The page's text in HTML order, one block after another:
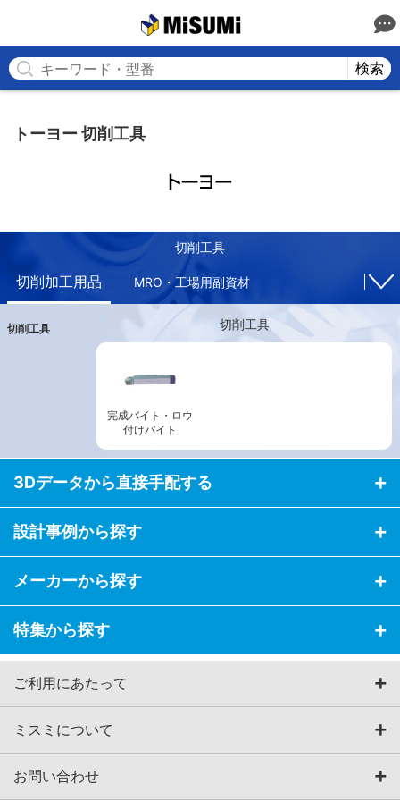
検索
トーヨー 切削工具
切削工具
切削加工用品 MRO・工場用副資材
切削工具 切削工具
完成バイト・ロウ
付けバイト
3Dデータから直接手配する
設計事例から探す
メーカーから探す
特集から探す
ご利用にあたって
ミスミについて
お問い合わせ